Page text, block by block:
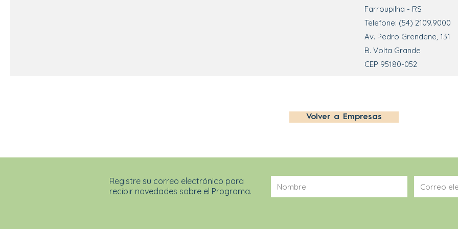
Farroupilha - RS
Telefone: (54) 2109.9000
Av. Pedro Grendene, 131
B. Volta Grande
CEP 95180-052
Volver a Empresas
Registre su correo electrónico para
recibir novedades sobre el Programa.